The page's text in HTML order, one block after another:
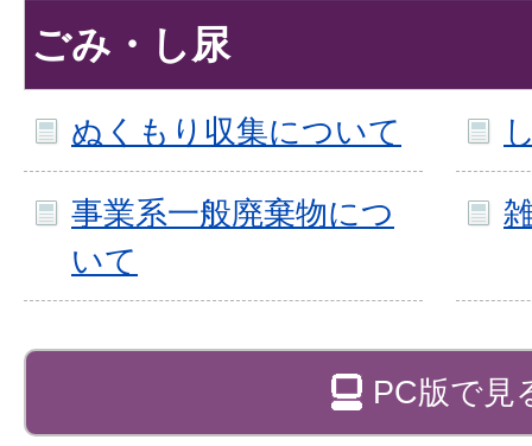
ごみ・し尿
ぬくもり収集について
事業系一般廃棄物につ
いて
PC版で見